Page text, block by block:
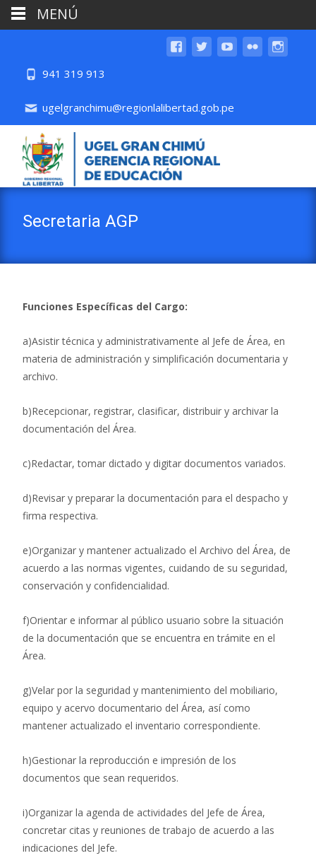
941 319 913
ugelgranchimu@regionlalibertad.gob.pe
Secretaria AGP
Funciones Específicas del Cargo:
a)Asistir técnica y administrativamente al Jefe de Área, en
materia de administración y simplificación documentaria y
archivo.
b)Recepcionar, registrar, clasificar, distribuir y archivar la
documentación del Área.
c)Redactar, tomar dictado y digitar documentos variados.
d)Revisar y preparar la documentación para el despacho y
firma respectiva.
e)Organizar y mantener actualizado el Archivo del Área, de
acuerdo a las normas vigentes, cuidando de su seguridad,
conservación y confidencialidad.
f)Orientar e informar al público usuario sobre la situación
de la documentación que se encuentra en trámite en el
Área.
g)Velar por la seguridad y mantenimiento del mobiliario,
equipo y acervo documentario del Área, así como
mantener actualizado el inventario correspondiente.
h)Gestionar la reproducción e impresión de los
documentos que sean requeridos.
i)Organizar la agenda de actividades del Jefe de Área,
concretar citas y reuniones de trabajo de acuerdo a las
indicaciones del Jefe.
MENÚ